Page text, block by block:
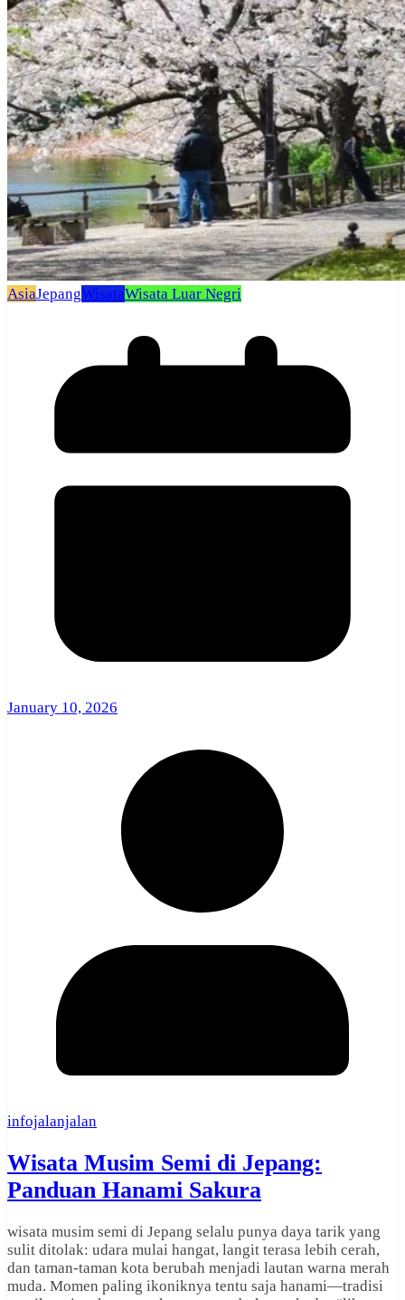
AsiaJepangWisataWisata Luar Negri
January 10, 2026
infojalanjalan
Wisata Musim Semi di Jepang:
Panduan Hanami Sakura
wisata musim semi di Jepang selalu punya daya tarik yang
sulit ditolak: udara mulai hangat, langit terasa lebih cerah,
dan taman-taman kota berubah menjadi lautan warna merah
muda. Momen paling ikoniknya tentu saja hanami—tradisi